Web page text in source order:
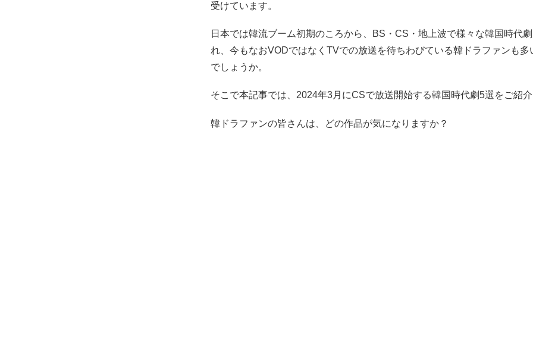
受けています。
日本では韓流ブーム初期のころから、BS・CS・地上波で様々な韓国時代
れ、今もなおVODではなくTVでの放送を待ちわびている韓ドラファンも多
でしょうか。
そこで本記事では、2024年3月にCSで放送開始する韓国時代劇5選をご紹介
韓ドラファンの皆さんは、どの作品が気になりますか？